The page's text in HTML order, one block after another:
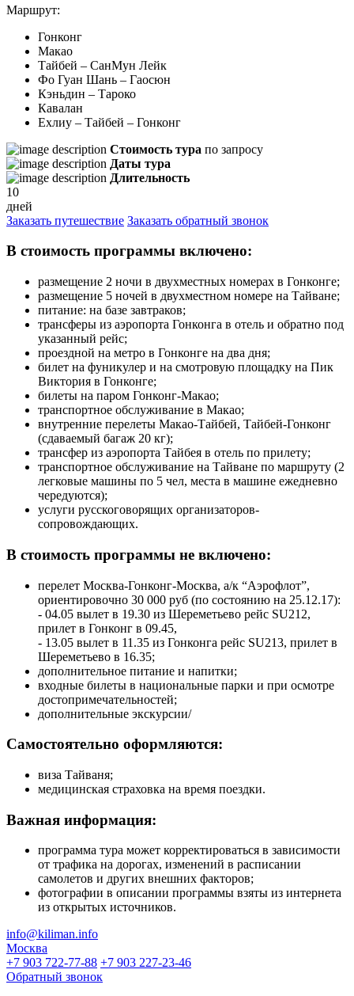
Маршрут:
Гонконг
Макао
Тайбей – СанМун Лейк
Фо Гуан Шань – Гаосюн
Кэньдин – Тароко
Кавалан
Ехлиу – Тайбей – Гонконг
Стоимость тура по запросу
Даты тура
Длительность
10
дней
Заказать путешествие Заказать обратный звонок
В стоимость программы включено:
размещение 2 ночи в двухместных номерах в Гонконге;
размещение 5 ночей в двухместном номере на Тайване;
питание: на базе завтраков;
трансферы из аэропорта Гонконга в отель и обратно под
указанный рейс;
проездной на метро в Гонконге на два дня;
билет на фуникулер и на смотровую площадку на Пик
Виктория в Гонконге;
билеты на паром Гонконг-Макао;
транспортное обслуживание в Макао;
внутренние перелеты Макао-Тайбей, Тайбей-Гонконг
(сдаваемый багаж 20 кг);
трансфер из аэропорта Тайбея в отель по прилету;
транспортное обслуживание на Тайване по маршруту (2
легковые машины по 5 чел, места в машине ежедневно
чередуются);
услуги русскоговорящих организаторов-
сопровождающих.
В стоимость программы не включено:
перелет Москва-Гонконг-Москва, а/к “Аэрофлот”,
ориентировочно 30 000 руб (по состоянию на 25.12.17):
- 04.05 вылет в 19.30 из Шереметьево рейс SU212,
прилет в Гонконг в 09.45,
- 13.05 вылет в 11.35 из Гонконга рейс SU213, прилет в
Шереметьево в 16.35;
дополнительное питание и напитки;
входные билеты в национальные парки и при осмотре
достопримечательностей;
дополнительные экскурсии/
Самостоятельно оформляются:
виза Тайваня;
медицинская страховка на время поездки.
Важная информация:
программа тура может корректироваться в зависимости
от трафика на дорогах, изменений в расписании
самолетов и других внешних факторов;
фотографии в описании программы взяты из интернета
из открытых источников.
info@kiliman.info
Москва
+7 903 722-77-88 +7 903 227-23-46
Обратный звонок